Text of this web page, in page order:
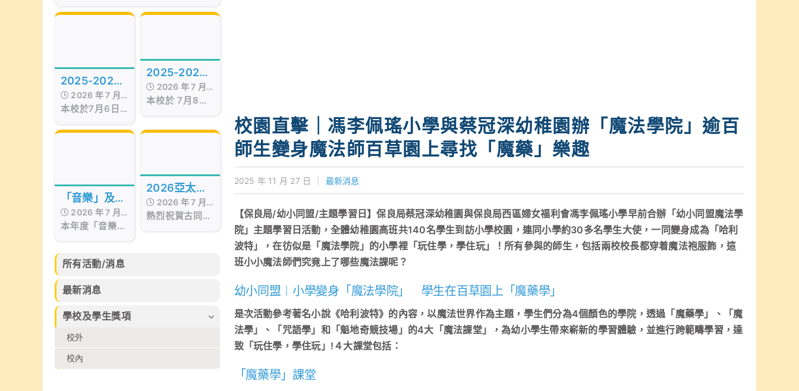
Hong Kong
Presentation Ceremony in Hong
Hong Kong Red Cross Jockey
Club Convention Hall, West
Kowloon.
2025-2026
年度第十五屆
畢業暨頒獎典
禮
17 日
本校於7月6日
業暨頒獎典禮，
賓，更邀得香港
西區婦女福利會
會長兼本校獨立
校董羅瞿惠芬女
2025-2026
年度STEAM
Day
17 日
本校於 7月8日
活動期間，我們
「STEAM工作
坊」。同學在活
動中不但掌握
「STEAM與生
「音樂」及
「藝術」成果
分享會
17 日
本年度「音樂」
30日完滿結
束，集合本校話
劇組、高小合唱
團、管弦樂團、
弦樂團、管樂及
敲擊樂團、佩瑤
才藝比賽冠軍、
武術小組、爵士
舞再加上廖烈正
幼稚園合唱小組
2026亞太區
文化藝術創作
比賽
15 日
熱烈祝賀古同學
所有活動/消息
最新消息
學校及學生獎項
校外
校內
校園直擊｜馮李佩瑤小學與蔡冠深幼稚園辦「魔法學院」逾百
師生變身魔法師百草園上尋找「魔藥」樂趣
2025 年 11 月 27 日 最新消息
【保良局/幼小同盟/主題學習日】保良局蔡冠深幼稚園與保良局西區婦女福利會馮李佩瑤小學早前合辦「幼小同盟魔法學
院」主題學習日活動，全體幼稚園高班共140名學生到訪小學校園，連同小學約30多名學生大使，一同變身成為「哈利
波特」，在彷似是「魔法學院」的小學裡「玩住學，學住玩」！所有參與的師生，包括兩校校長都穿着魔法袍服飾，這
班小小魔法師們究竟上了哪些魔法課呢？
幼小同盟︱小學變身「魔法學院」 學生在百草園上「魔藥學」
是次活動參考著名小說《哈利波特》的內容，以魔法世界作為主題，學生們分為4個顏色的學院，透過「魔藥學」、「魔
法學」、「咒語學」和「魁地奇競技場」的4大「魔法課堂」，為幼小學生帶來嶄新的學習體驗，並進行跨範疇學習，達
致「玩住學，學住玩」!４大課堂包括：
「魔藥學」課堂